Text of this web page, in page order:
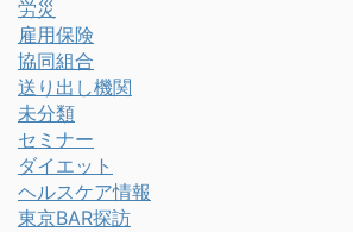
労災
雇用保険
協同組合
送り出し機関
未分類
セミナー
ダイエット
ヘルスケア情報
東京BAR探訪